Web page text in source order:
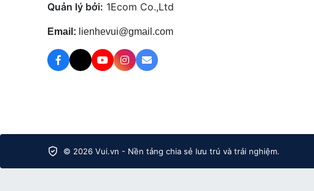
Quản lý bởi: 1Ecom Co.,Ltd
Email: lienhevui@gmail.com
© 2026 Vui.vn - Nền tảng chia sẻ lưu trú và trải nghiệm.